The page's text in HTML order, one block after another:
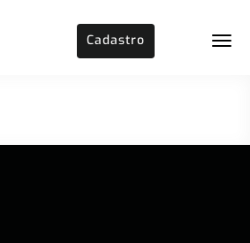
Cadastro